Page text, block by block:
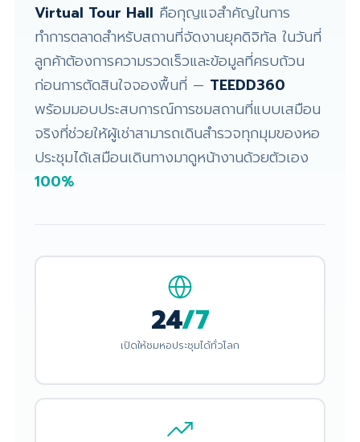
Virtual Tour Hall คือกุญแจสำคัญในการ
ทำการตลาดสำหรับสถานที่จัดงานยุคดิจิทัล ในวันที่
ลูกค้าต้องการความรวดเร็วและข้อมูลที่ครบถ้วน
ก่อนการตัดสินใจจองพื้นที่ — TEEDD360
พร้อมมอบประสบการณ์การชมสถานที่แบบเสมือน
จริงที่ช่วยให้ผู้เช่าสามารถเดินสำรวจทุกมุมของหอ
ประชุมได้เสมือนเดินทางมาดูหน้างานด้วยตัวเอง
100%
24/7
เปิดให้ชมหอประชุมได้ทั่วโลก